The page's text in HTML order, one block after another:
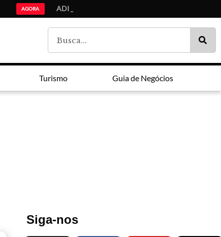
AGORA ADI Paraná: Ensino médio,
Turismo Guia de Negócios
Siga-nos